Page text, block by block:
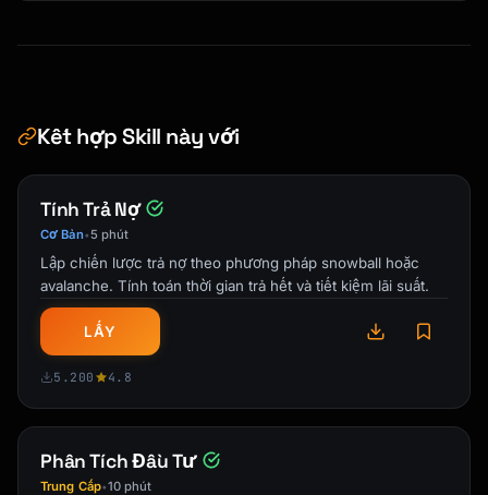
| Metric | Target | Projected | Difference |
## Savings Scenarios
| Scenario | Monthly Savings | Result at
Retirement |
|----------|-----------------|---------------
-------|
| Current | $X | $X |
| +$200/mo | $X | $X |
| Max contributions | $X | $X |
---
Kết hợp Skill này với
Tính Trả Nợ
Cơ Bản•5 phút
Lập chiến lược trả nợ theo phương pháp snowball hoặc
avalanche. Tính toán thời gian trả hết và tiết kiệm lãi suất.
LẤY
5.200 4.8
Phân Tích Đầu Tư
Trung Cấp•10 phút